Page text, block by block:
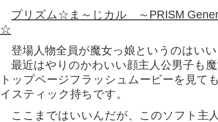
プリズム☆ま～じカル ～PRISM
☆
登場人物全員が魔女っ娘というのはい
最近はやりのかわいい顔主人公男子も
トップページフラッシュムービーを見て
イスティック持ちです。
ここまではいいんだが、このソフト主